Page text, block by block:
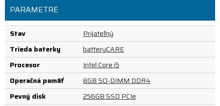
PARAMETRE
Stav
Prijateľný
Trieda baterky
batteryCARE
Procesor
Intel Core i5
Operačná pamäť
8GB SO-DIMM DDR4
Pevný disk
256GB SSD PCIe